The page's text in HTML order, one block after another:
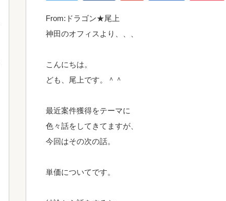
From:ドラゴン★尾上
神田のオフィスより、、、
こんにちは。
ども、尾上です。＾＾
最近案件獲得をテーマに
色々話をしてきてますが、
今回はその次の話。
単価についてです。